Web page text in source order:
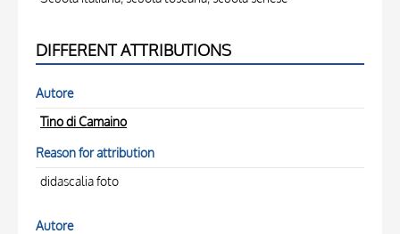
DIFFERENT ATTRIBUTIONS
Autore
Tino di Camaino
Reason for attribution
didascalia foto
Autore